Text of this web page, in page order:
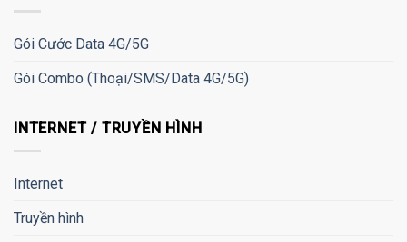
Gói Cước Data 4G/5G
Gói Combo (Thoại/SMS/Data 4G/5G)
INTERNET / TRUYỀN HÌNH
Internet
Truyền hình